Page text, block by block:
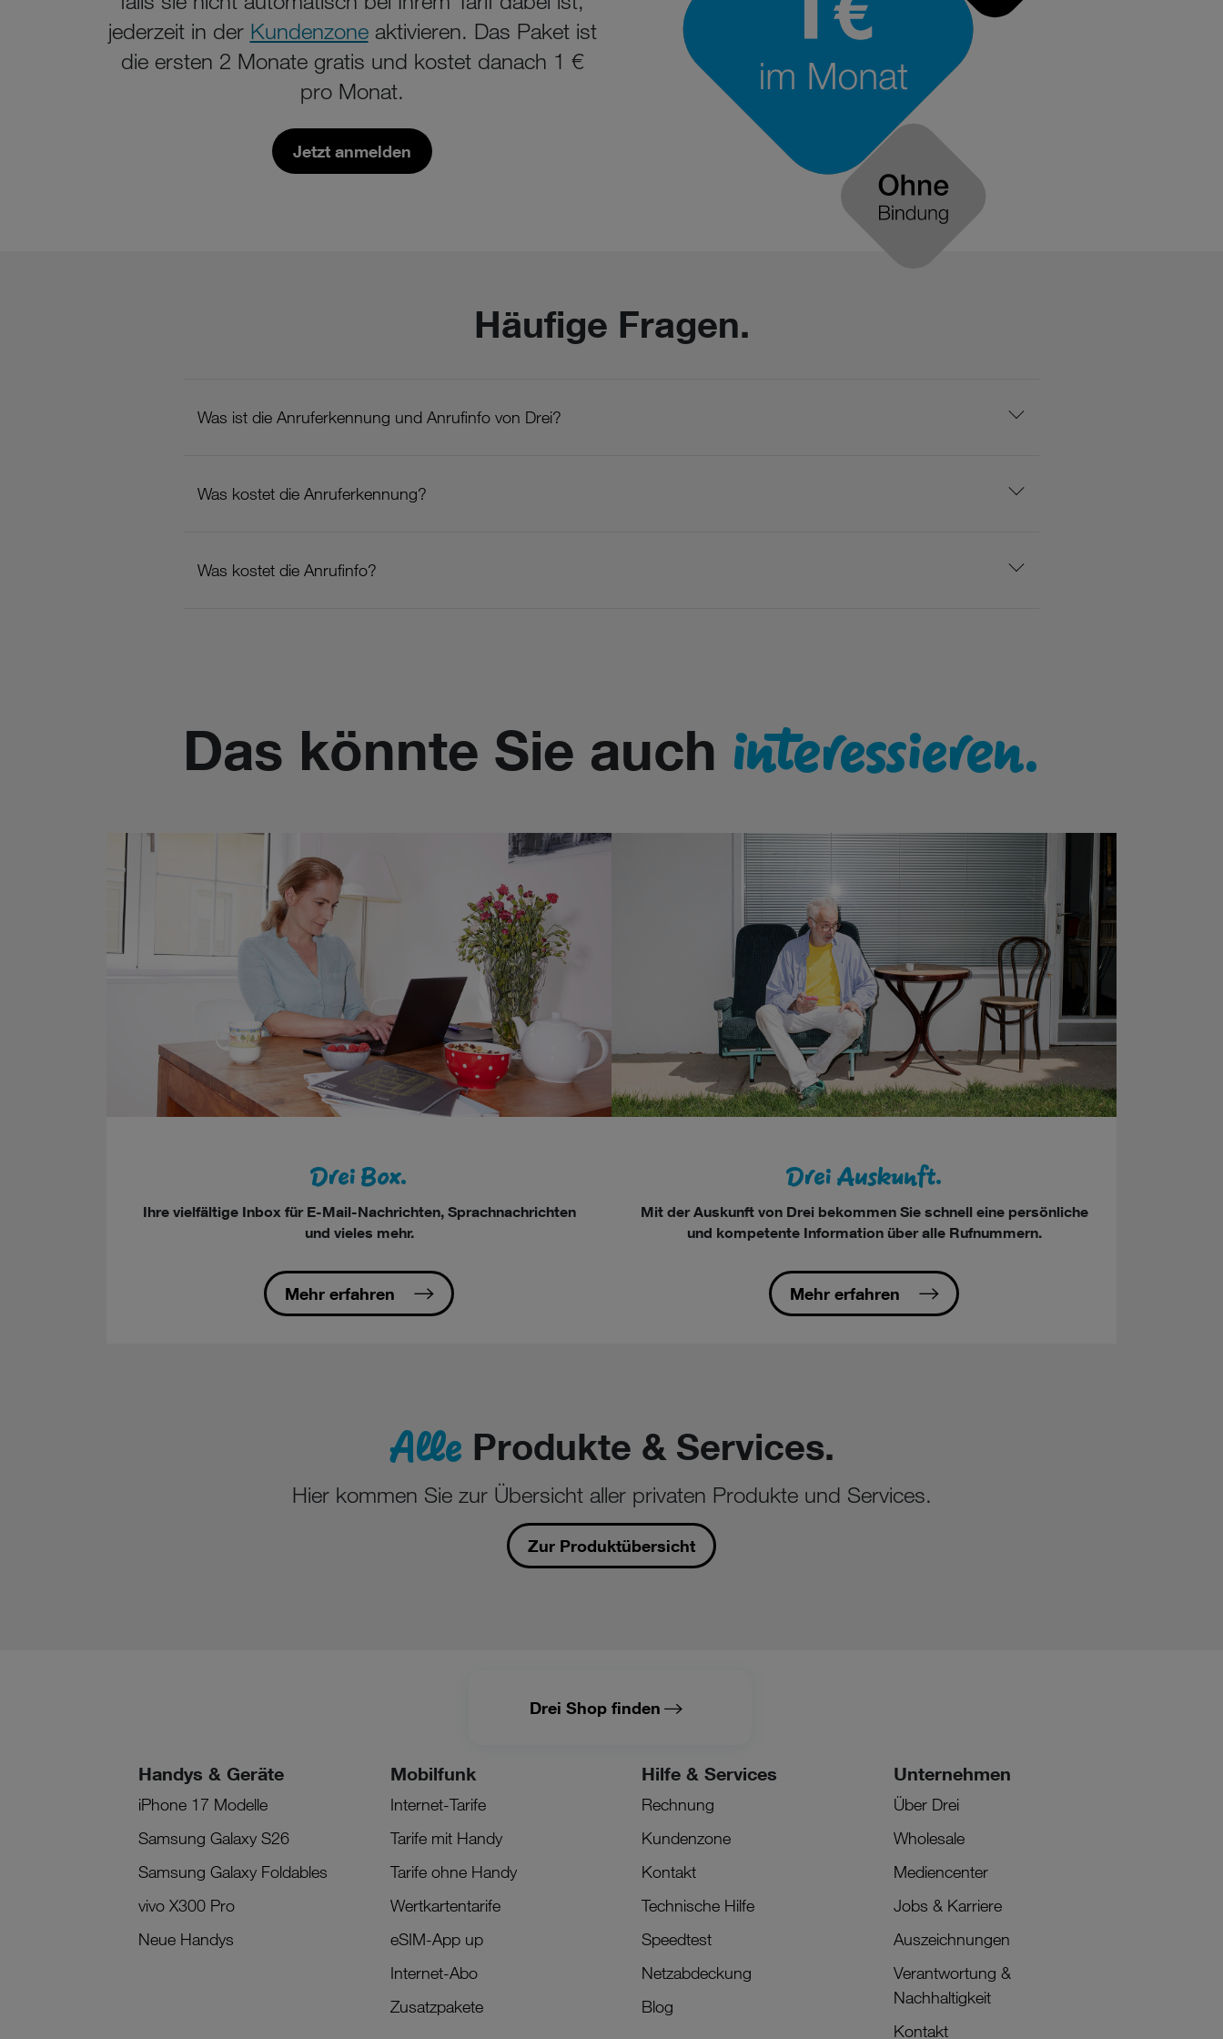
jederzeit in der Kundenzoneaktivieren. Das Paket ist
die ersten 2 Monate gratis und kostet danach 1 €
pro Monat.
Jetzt anmelden
Häufige Fragen.
Was ist die Anruferkennung und Anrufinfo von Drei?
Was kostet die Anruferkennung?
Was kostet die Anrufinfo?
Das könnte Sie auch interessieren.
Drei Box.
Ihre vielfältige Inbox für E-Mail-Nachrichten, Sprachnachrichten
und vieles mehr.
Mehr erfahren
Drei Auskunft.
Mit der Auskunft von Drei bekommen Sie schnell eine persönliche
und kompetente Information über alle Rufnummern.
Mehr erfahren
Alle Produkte & Services.
Hier kommen Sie zur Übersicht aller privaten Produkte und Services.
Zur Produktübersicht
Drei Shop finden
Handys & Geräte
iPhone 17 Modelle
Samsung Galaxy S26
Samsung Galaxy Foldables
vivo X300 Pro
Neue Handys
Mobilfunk
Internet-Tarife
Tarife mit Handy
Tarife ohne Handy
Wertkartentarife
eSIM-App up
Internet-Abo
Zusatzpakete
Hilfe & Services
Rechnung
Kundenzone
Kontakt
Technische Hilfe
Speedtest
Netzabdeckung
Blog
Unternehmen
Über Drei
Wholesale
Mediencenter
Jobs & Karriere
Auszeichnungen
Verantwortung &
Nachhaltigkeit
Kontakt